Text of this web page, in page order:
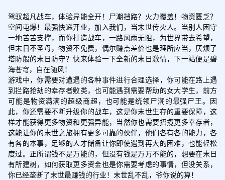
驾驭超凡战车，体验异能全开！尸潮挡路？火力覆盖！物资匮乏？
空间屯爆！最强快递开业，加入我们，当末世传火人。当别人困守
一地苦苦支撑，而你打造战车，一路风雨无阻，为世界带去希望，
但末日不圣母，物资不免费，偶尔赚点差价也是理所应当，厌烦了
塔防般的末日防守？快来体验一下全新的末日激情，下一站便是碧
海苍穹，自在随风！
游戏中，你需要对遭遇的各种事件进行合理选择，你可能在路上遇
到拦路抢劫的幸存者败类，也可能遇到需要帮助的女大学生，前方
可能是物资满满的超级商超，也可能是统领尸潮的最强尸王。因
此，你还需要不断升级你的战车，这是你末世生存的重要保障，这
样才能获得更多物资和更强异能，当然你也需要招揽更多幸存者，
这能让你的末世之旅拥有更多可靠的伙伴，他们各有各的能力，各
有各的本事，足够的人才储备让你即使遇到再大的困难，也能轻松
度过。正所谓钱不是万能的，但没有钱是万万不能的，想要在末日
有所建树，如何获取更多资金也是你需要考虑的事情，但没关系，
你已经垄断了末世最赚钱的行业！末世乱不乱，爷你说的算！